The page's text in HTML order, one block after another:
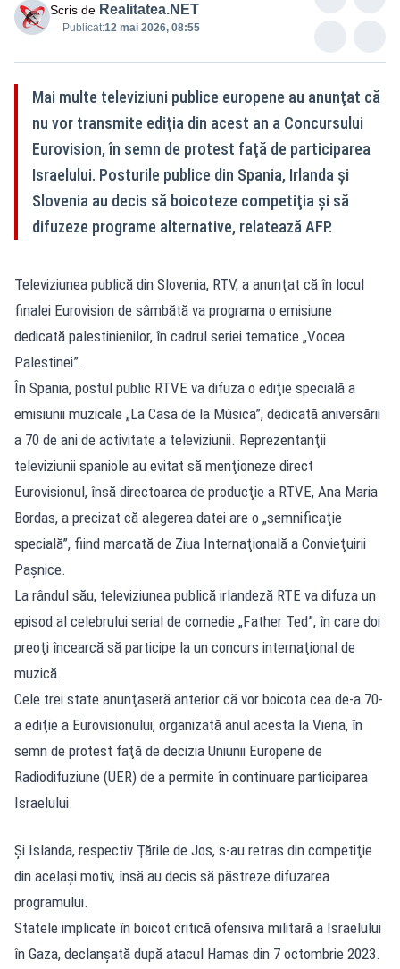
Scris de Realitatea.NET
Publicat:12 mai 2026, 08:55
Mai multe televiziuni publice europene au anunţat că
nu vor transmite ediţia din acest an a Concursului
Eurovision, în semn de protest faţă de participarea
Israelului. Posturile publice din Spania, Irlanda şi
Slovenia au decis să boicoteze competiţia şi să
difuzeze programe alternative, relatează AFP.
Televiziunea publică din Slovenia, RTV, a anunţat că în locul
finalei Eurovision de sâmbătă va programa o emisiune
dedicată palestinienilor, în cadrul seriei tematice „Vocea
Palestinei”.
În Spania, postul public RTVE va difuza o ediţie specială a
emisiunii muzicale „La Casa de la Música”, dedicată aniversării
a 70 de ani de activitate a televiziunii. Reprezentanţii
televiziunii spaniole au evitat să menţioneze direct
Eurovisionul, însă directoarea de producţie a RTVE, Ana Maria
Bordas, a precizat că alegerea datei are o „semnificaţie
specială”, fiind marcată de Ziua Internaţională a Convieţuirii
Paşnice.
La rândul său, televiziunea publică irlandeză RTE va difuza un
episod al celebrului serial de comedie „Father Ted”, în care doi
preoţi încearcă să participe la un concurs internaţional de
muzică.
Cele trei state anunţaseră anterior că vor boicota cea de-a 70-
a ediţie a Eurovisionului, organizată anul acesta la Viena, în
semn de protest faţă de decizia Uniunii Europene de
Radiodifuziune (UER) de a permite în continuare participarea
Israelului.
Şi Islanda, respectiv Ţările de Jos, s-au retras din competiţie
din acelaşi motiv, însă au decis să păstreze difuzarea
programului.
Statele implicate în boicot critică ofensiva militară a Israelului
în Gaza, declanşată după atacul Hamas din 7 octombrie 2023.